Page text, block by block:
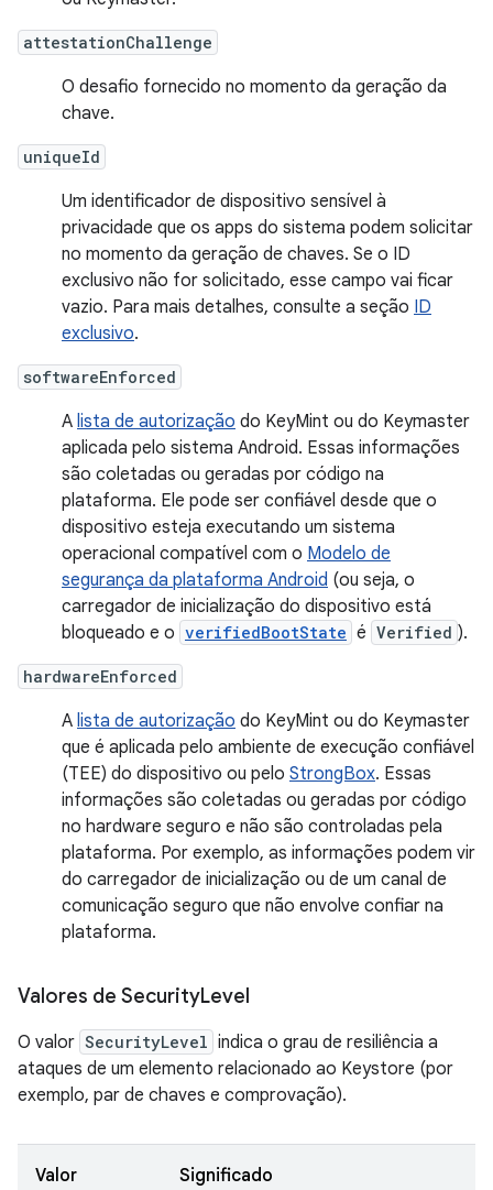
attestationChallenge
O desafio fornecido no momento da geração da
chave.
uniqueId
Um identificador de dispositivo sensível à
privacidade que os apps do sistema podem solicitar
no momento da geração de chaves. Se o ID
exclusivo não for solicitado, esse campo vai ficar
vazio. Para mais detalhes, consulte a seção ID
exclusivo.
softwareEnforced
A lista de autorização do KeyMint ou do Keymaster
aplicada pelo sistema Android. Essas informações
são coletadas ou geradas por código na
plataforma. Ele pode ser confiável desde que o
dispositivo esteja executando um sistema
operacional compatível com o Modelo de
segurança da plataforma Android (ou seja, o
carregador de inicialização do dispositivo está
bloqueado e o verifiedBootState é Verified ).
hardwareEnforced
A lista de autorização do KeyMint ou do Keymaster
que é aplicada pelo ambiente de execução confiável
(TEE) do dispositivo ou pelo StrongBox. Essas
informações são coletadas ou geradas por código
no hardware seguro e não são controladas pela
plataforma. Por exemplo, as informações podem vir
do carregador de inicialização ou de um canal de
comunicação seguro que não envolve confiar na
plataforma.
Valores de SecurityLevel
O valor SecurityLevel indica o grau de resiliência a
ataques de um elemento relacionado ao Keystore (por
exemplo, par de chaves e comprovação).
Valor Significado